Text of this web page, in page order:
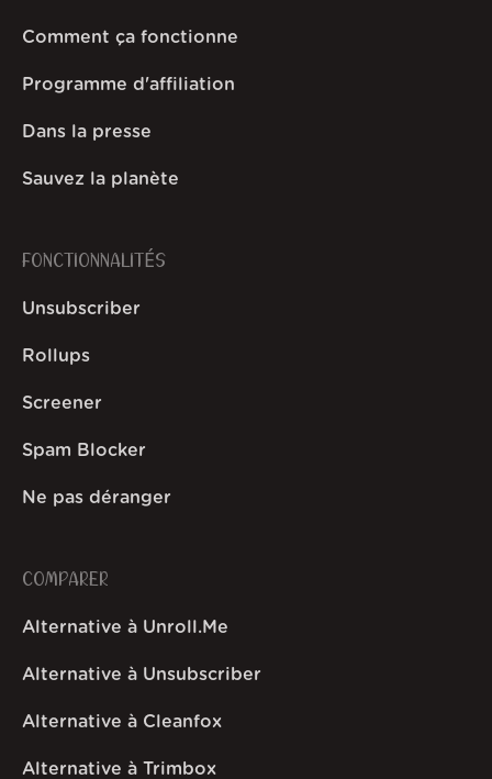
Comment ça fonctionne
Programme d'affiliation
Dans la presse
Sauvez la planète
FONCTIONNALITÉS
Unsubscriber
Rollups
Screener
Spam Blocker
Ne pas déranger
COMPARER
Alternative à Unroll.Me
Alternative à Unsubscriber
Alternative à Cleanfox
Alternative à Trimbox